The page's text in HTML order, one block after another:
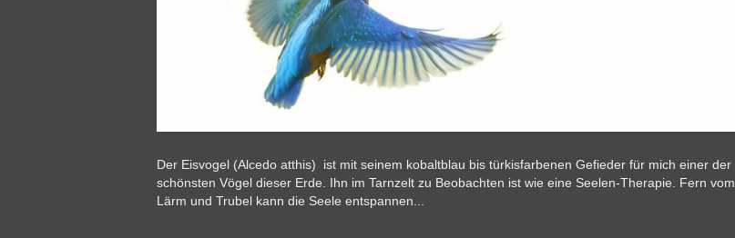
Der Eisvogel (Alcedo atthis) ist mit seinem kobaltblau bis türkisfarbenen Gefieder für mich einer der
schönsten Vögel dieser Erde. Ihn im Tarnzelt zu Beobachten ist wie eine Seelen-Therapie. Fern vom
Lärm und Trubel kann die Seele entspannen...